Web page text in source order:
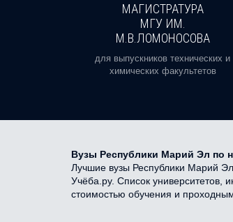
МАГИСТРАТУРА
МГУ ИМ.
М.В.ЛОМОНОСОВА
для выпускников технических и
химических факультетов
Вузы Республики Марий Эл по
Лучшие вузы Республики Марий
Учёба.ру. Список университетов,
стоимостью обучения и